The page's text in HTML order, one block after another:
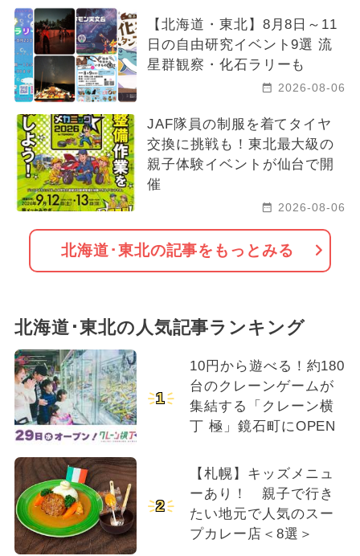
【北海道・東北】8月8日～11
日の自由研究イベント9選 流
星群観察・化石ラリーも
2026-08-06
JAF隊員の制服を着てタイヤ
交換に挑戦も！東北最大級の
親子体験イベントが仙台で開
催
2026-08-06
北海道･東北の記事をもっとみる
北海道･東北の人気記事ランキング
1
10円から遊べる！約180
台のクレーンゲームが
集結する「クレーン横
丁 極」鏡石町にOPEN
2
【札幌】キッズメニュ
ーあり！ 親子で行き
たい地元で人気のスー
プカレー店＜8選＞